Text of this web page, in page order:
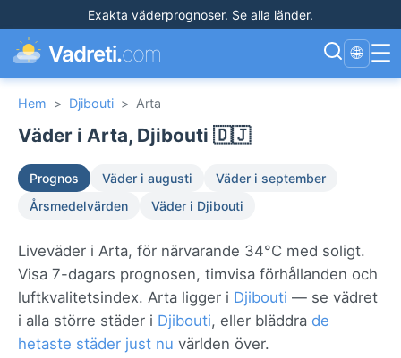
Exakta väderprognoser. Se alla länder.
Vadreti.com 🌐 ☰
Hem > Djibouti > Arta
Väder i Arta, Djibouti 🇩🇯
Prognos Väder i augusti
Väder i september
Årsmedelvärden
Väder i Djibouti
Liveväder i Arta, för närvarande 34°C med soligt.
Visa 7-dagars prognosen, timvisa förhållanden och
luftkvalitetsindex. Arta ligger i Djibouti — se vädret
i alla större städer i Djibouti, eller bläddra de
hetaste städer just nu världen över.